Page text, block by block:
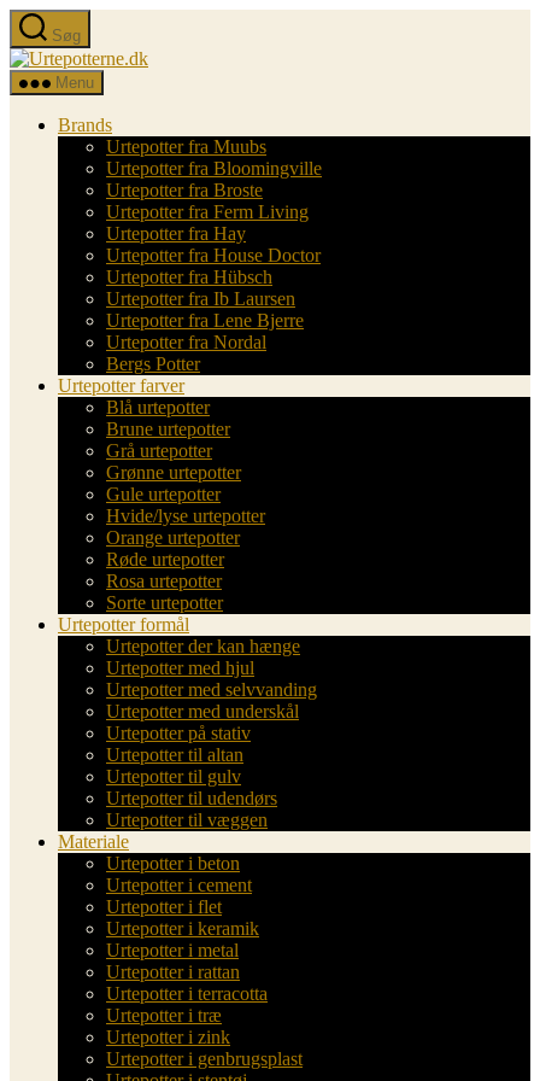
Spring
til
indholdet
Søg
Urtepotterne.dk
Menu
Brands
Urtepotter fra Muubs
Urtepotter fra Bloomingville
Urtepotter fra Broste
Urtepotter fra Ferm Living
Urtepotter fra Hay
Urtepotter fra House Doctor
Urtepotter fra Hübsch
Urtepotter fra Ib Laursen
Urtepotter fra Lene Bjerre
Urtepotter fra Nordal
Bergs Potter
Urtepotter farver
Blå urtepotter
Brune urtepotter
Grå urtepotter
Grønne urtepotter
Gule urtepotter
Hvide/lyse urtepotter
Orange urtepotter
Røde urtepotter
Rosa urtepotter
Sorte urtepotter
Urtepotter formål
Urtepotter der kan hænge
Urtepotter med hjul
Urtepotter med selvvanding
Urtepotter med underskål
Urtepotter på stativ
Urtepotter til altan
Urtepotter til gulv
Urtepotter til udendørs
Urtepotter til væggen
Materiale
Urtepotter i beton
Urtepotter i cement
Urtepotter i flet
Urtepotter i keramik
Urtepotter i metal
Urtepotter i rattan
Urtepotter i terracotta
Urtepotter i træ
Urtepotter i zink
Urtepotter i genbrugsplast